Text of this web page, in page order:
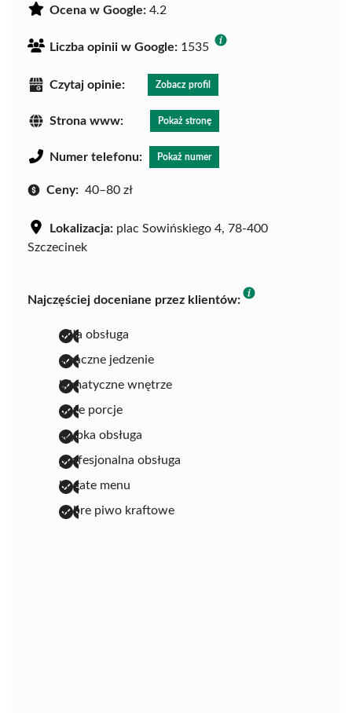
Ocena w Google: 4.2
Liczba opinii w Google: 1535
Czytaj opinie: Zobacz profil
Strona www: Pokaż stronę
Numer telefonu: Pokaż numer
Ceny: 40–80 zł
Lokalizacja: plac Sowińskiego 4, 78-400
Szczecinek
Najczęściej doceniane przez klientów:
miła obsługa
smaczne jedzenie
klimatyczne wnętrze
duże porcje
szybka obsługa
profesjonalna obsługa
bogate menu
dobre piwo kraftowe